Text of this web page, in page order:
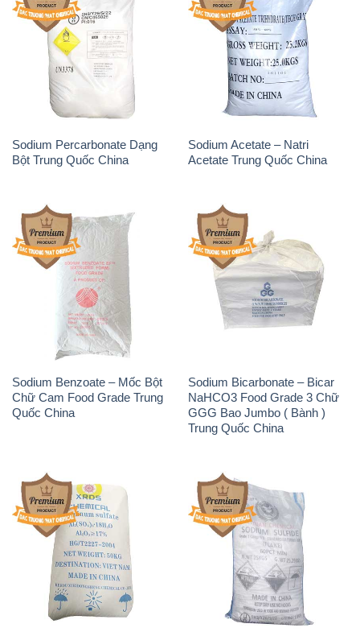
Sodium Percarbonate Dạng
Bột Trung Quốc China
Sodium Acetate – Natri
Acetate Trung Quốc China
Sodium Benzoate – Mốc Bột
Chữ Cam Food Grade Trung
Quốc China
Sodium Bicarbonate – Bicar
NaHCO3 Food Grade 3 Chữ
GGG Bao Jumbo ( Bành )
Trung Quốc China